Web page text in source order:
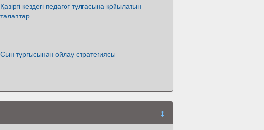
Қазіргі кездегі педагог тұлғасына қойылатын
талаптар
Сын тұрғысынан ойлау стратегиясы